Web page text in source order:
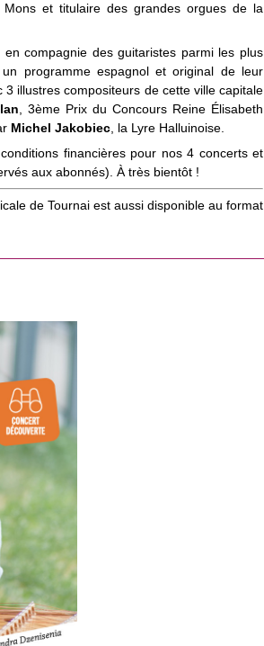
Mons et titulaire des grandes orgues de la
compagnie des guitaristes parmi les plus
programme espagnol et original de leur
illustres compositeurs de cette ville capitale
, 3ème Prix du Concours Reine Élisabeth
Michel Jakobiec , la Lyre Halluinoise.
financières pour nos 4 concerts et
aux abonnés). À très bientôt !
de Tournai est aussi disponible au format